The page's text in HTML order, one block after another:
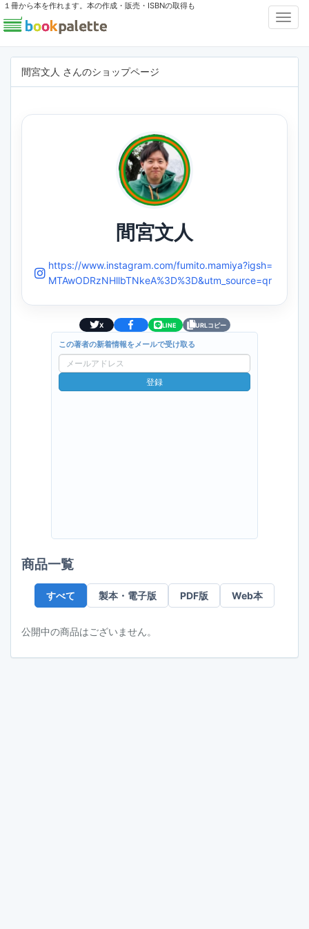
１冊から本を作れます。本の作成・販売・ISBNの取得も
間宮文人 さんのショップページ
間宮文人
https://www.instagram.com/fumito.mamiya?igsh=
MTAwODRzNHllbTNkeA%3D%3D&utm_source=qr
X LINE URLコピー
この著者の新着情報をメールで受け取る
ー
ル
登録
商品一覧
すべて 製本・電子版 PDF版 Web本
公開中の商品はございません。